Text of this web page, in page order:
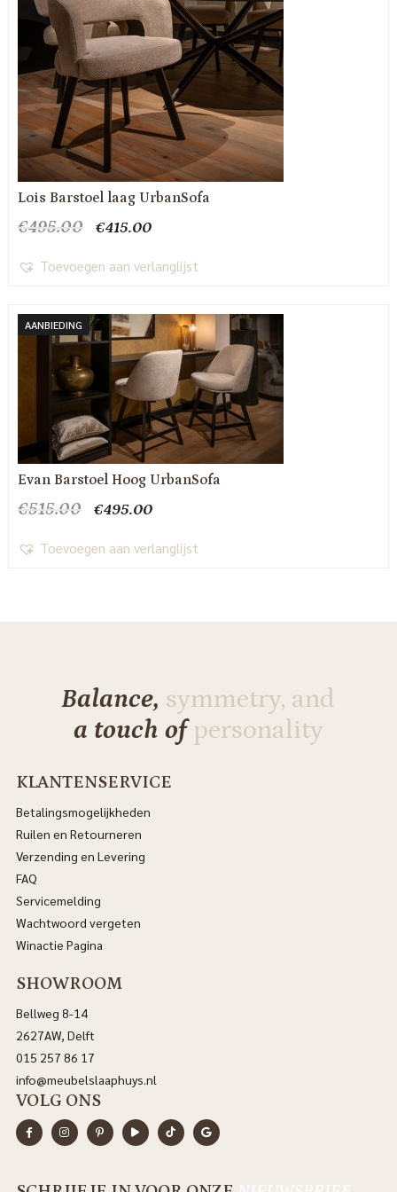
Lois Barstoel laag UrbanSofa
€495.00
Oorspronkelijke
was:
€415.00Huidige
is:
Toevoegen aan verlanglijst
AANBIEDING
Evan Barstoel Hoog UrbanSofa
€515.00
Oorspronkelijke
was:
€495.00Huidige
is:
Toevoegen aan verlanglijst
Balance, symmetry, and
a touch ofpersonality
KLANTENSERVICE
Betalingsmogelijkheden
Ruilen en Retourneren
Verzending en Levering
FAQ
Servicemelding
Wachtwoord vergeten
Winactie Pagina
SHOWROOM
Bellweg 8-14
2627AW, Delft
015 257 86 17
info@meubelslaaphuys.nl
VOLG ONS